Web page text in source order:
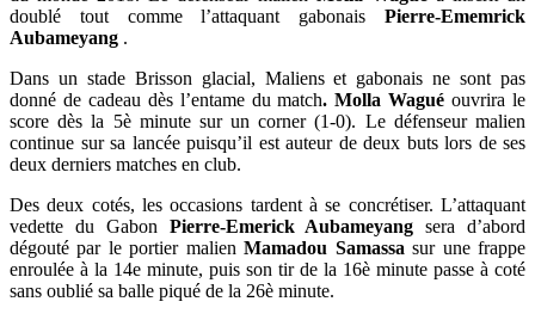
doublé tout comme l’attaquant gabonais Pierre-Ememrick
Aubameyang .
Dans un stade Brisson glacial, Maliens et gabonais ne sont pas
donné de cadeau dès l’entame du match.Molla Wagué ouvrira le
score dès la 5è minute sur un corner (1-0). Le défenseur malien
continue sur sa lancée puisqu’il est auteur de deux buts lors de ses
deux derniers matches en club.
Des deux cotés, les occasions tardent à se concrétiser. L’attaquant
vedette du Gabon Pierre-Emerick Aubameyang sera d’abord
dégouté par le portier malienMamadou Samassasur une frappe
enroulée à la 14e minute, puis son tir de la 16è minute passe à coté
sans oublié sa balle piqué de la 26è minute.